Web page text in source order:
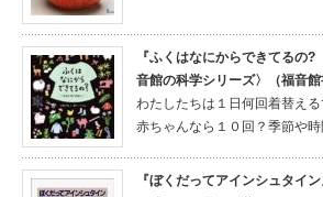
『ふくはなにからできてるの
音館の科学シリーズ〉（福音館
わたしたちは１日何回着替え
赤ちゃんなら１０回？季節や
『ぼくだってアインシュタイ